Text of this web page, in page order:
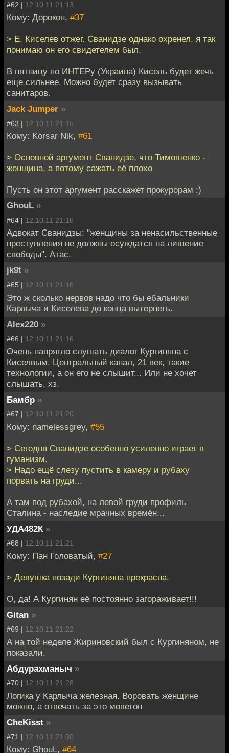
#62 | 12.10.11 21:13
Кому: Дорокон, #37
> Е. Киселев отжег. Сванидзе однако охренел, я так
понимаю он его свидетелем был.
В пятницу по ИНТЕРу (Украина) Кисель будет жечь
еще сильнее. Можно будет сразу вызывать
санитаров.
Jack Jumper »
#63 | 12.10.11 21:15
Кому: Korsar Nik, #61
> Основной аргумент Сванидзе, что Тимошенко -
женщина, а потому сажать её плохо
Пусть он этот аргумент расскажет прокурорам :)
GhouL »
#64 | 12.10.11 21:16
Адвокат Сванидзы: "женщины за ненасильственные
преступления не должны осуждатся на лишение
свободы". Атас.
jk9t »
#65 | 12.10.11 21:16
Это ж сколько нервов надо что бы ебальники
Карлыча и Киселева до конца вытерпеть.
Alex220 »
#66 | 12.10.11 21:16
Очень напрягло слушать диалог Кургиняна с
Киселвым. Центральный канал, 21 век, такие
технологии, а он его не слышит... Или не хочет
слышать, хз.
Бамбр »
#67 | 12.10.11 21:20
Кому: namelessgrey, #55
> Сегодня Сванидзе особенно усиленно играет в
гуманизм.
> Надо ещё слезу пустить в камеру и рубаху
порвать на груди...
А там под рубахой, на левой груди профиль
Сталина - наследие мрачных времён...
УДА482К »
#68 | 12.10.11 21:21
Кому: Пан Головатый, #27
> Девушка позади Кургиняна прекрасна.
О, да! А Кургинян её постоянно загораживает!!!
Gitan »
#69 | 12.10.11 21:22
А на той неделе Жириновский был с Кургиняном, не
показали.
Абдурахманыч »
#70 | 12.10.11 21:28
Логика у Карлыча железная. Воровать женщине
можно, а отвечать за это моветон
CheKisst »
#71 | 12.10.11 21:30
Кому: GhouL, #64